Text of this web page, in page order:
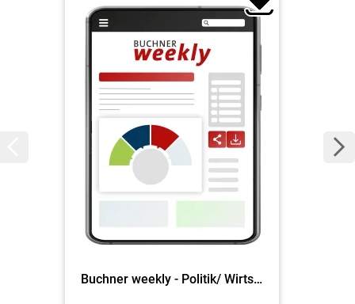
Buchner weekly - Politik/ Wirtschaft